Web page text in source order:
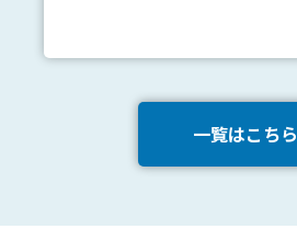
一覧はこちら